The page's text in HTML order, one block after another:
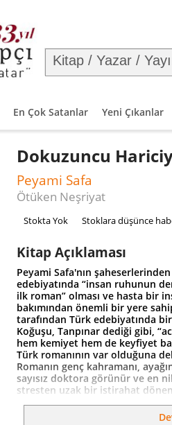
En Çok Satanlar Yeni Çıkanlar
Dokuzuncu
Peyami Safa
Ötüken Neşriyat
Stokta Yok Stoklara düşünce
Kitap Açıklaması
Peyami Safa'nın
edebiyatında “insan ruhunun
ilk roman” olması ve hasta bir
bakımından önemli bir yere
tarafından Türk edebiyatında
Koğuşu, Tanpınar dediği gibi,
hem kemiyet hem de keyfiyet
Türk romanının var olduğuna
Romanın genç kahramanı,
sayısız doktora görünür ve en
stresten uzak bir istirahat
Ancak, gerek akrabaları olan
misafir kaldığı dönemde,